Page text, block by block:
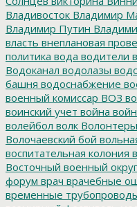
Владивосток Владимир
Владимир Путин
власть внеплановая
политика вода водители
Водоканал водолазы
башня водоснабжение
военный комиссар ВОЗ
воинский учет война
волейбол волк Волонтеры
Волочаевский бой
воспитательная колония
Восточный военный округ
форум врач врачебные
временные